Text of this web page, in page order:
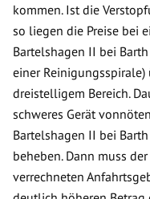
kommen. Ist die
so liegen die Preise bei
Bartelshagen II bei
einer
dreistelligem Bereich.
schweres Gerät
Bartelshagen II bei
beheben. Dann muss
verrechneten